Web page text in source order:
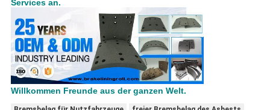
Services an.
Willkommen Freunde aus der ganzen Welt.